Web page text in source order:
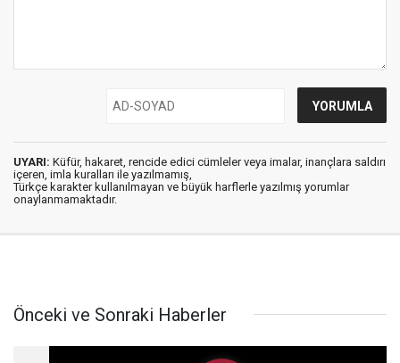
UYARI: Küfür, hakaret, rencide edici cümleler veya imalar, inançlara saldırı
içeren, imla kuralları ile yazılmamış,
Türkçe karakter kullanılmayan ve büyük harflerle yazılmış yorumlar
onaylanmamaktadır.
Önceki ve Sonraki Haberler